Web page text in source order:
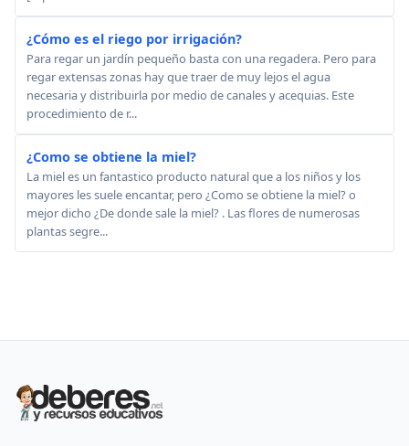
¿Cómo es el riego por irrigación?
Para regar un jardín pequeño basta con una regadera. Pero para
regar extensas zonas hay que traer de muy lejos el agua
necesaria y distribuirla por medio de canales y acequias. Este
procedimiento de r...
¿Como se obtiene la miel?
La miel es un fantastico producto natural que a los niños y los
mayores les suele encantar, pero ¿Como se obtiene la miel? o
mejor dicho ¿De donde sale la miel? . Las flores de numerosas
plantas segre...